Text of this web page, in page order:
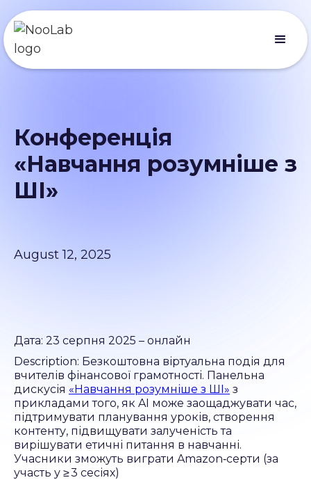
Конференція
«Навчання розумніше з
ШІ»
August 12, 2025
Дата: 23 серпня 2025 – онлайн
Description: Безкоштовна віртуальна подія для
вчителів фінансової грамотності. Панельна
дискусія «Навчання розумніше з ШІ» з
прикладами того, як AI може заощаджувати час,
підтримувати планування уроків, створення
контенту, підвищувати залученість та
вирішувати етичні питання в навчанні.
Учасники зможуть виграти Amazon‑серти (за
участь у ≥ 3 сесіях)